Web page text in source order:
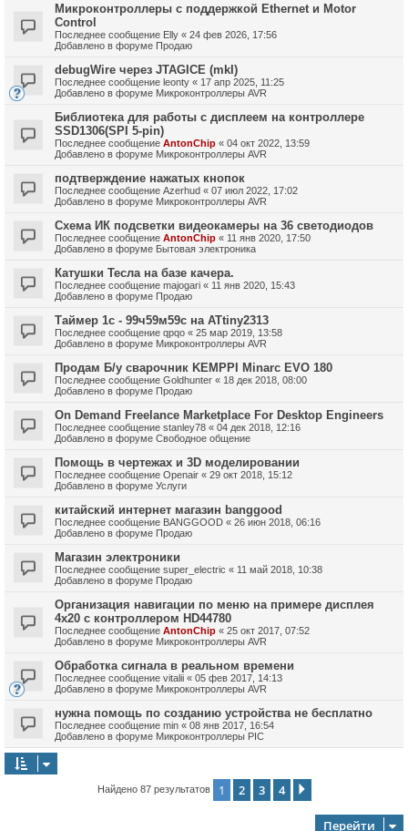
Микроконтроллеры с поддержкой Ethernet и Motor
Control
Последнее сообщение Elly « 24 фев 2026, 17:56
Добавлено в форуме Продаю
debugWire через JTAGICE (mkI)
Последнее сообщение leonty « 17 апр 2025, 11:25
Добавлено в форуме Микроконтроллеры AVR
Библиотека для работы с дисплеем на контроллере
SSD1306(SPI 5-pin)
Последнее сообщение AntonChip « 04 окт 2022, 13:59
Добавлено в форуме Микроконтроллеры AVR
подтверждение нажатых кнопок
Последнее сообщение Azerhud « 07 июл 2022, 17:02
Добавлено в форуме Микроконтроллеры AVR
Схема ИК подсветки видеокамеры на 36 светодиодов
Последнее сообщение AntonChip « 11 янв 2020, 17:50
Добавлено в форуме Бытовая электроника
Катушки Тесла на базе качера.
Последнее сообщение majogari « 11 янв 2020, 15:43
Добавлено в форуме Продаю
Таймер 1с - 99ч59м59с на ATtiny2313
Последнее сообщение qpqo « 25 мар 2019, 13:58
Добавлено в форуме Микроконтроллеры AVR
Продам Б/у сварочник KEMPPI Minarc EVO 180
Последнее сообщение Goldhunter « 18 дек 2018, 08:00
Добавлено в форуме Продаю
On Demand Freelance Marketplace For Desktop Engineers
Последнее сообщение stanley78 « 04 дек 2018, 12:16
Добавлено в форуме Свободное общение
Помощь в чертежах и 3D моделировании
Последнее сообщение Openair « 29 окт 2018, 15:12
Добавлено в форуме Услуги
китайский интернет магазин banggood
Последнее сообщение BANGGOOD « 26 июн 2018, 06:16
Добавлено в форуме Продаю
Магазин электроники
Последнее сообщение super_electric « 11 май 2018, 10:38
Добавлено в форуме Продаю
Организация навигации по меню на примере дисплея
4х20 с контроллером HD44780
Последнее сообщение AntonChip « 25 окт 2017, 07:52
Добавлено в форуме Микроконтроллеры AVR
Обработка сигнала в реальном времени
Последнее сообщение vitalii « 05 фев 2017, 14:13
Добавлено в форуме Микроконтроллеры AVR
нужна помощь по созданию устройства не бесплатно
Последнее сообщение min « 08 янв 2017, 16:54
Добавлено в форуме Микроконтроллеры PIC
Найдено 87 результатов 1 2 3 4
Перейти